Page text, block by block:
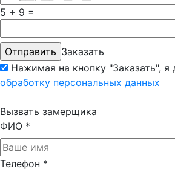
5 + 9 =
Заказать
Нажимая на кнопку "Заказать", я
обработку персональных данных
Вызвать замерщика
ФИО *
Телефон *